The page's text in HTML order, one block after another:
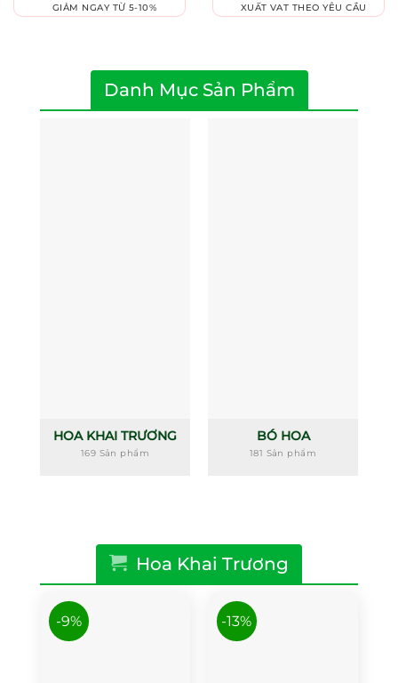
GIẢM NGAY TỪ 5-10% XUẤT VAT THEO YÊU CẦU
Danh Mục Sản Phẩm
HOA KHAI TRƯƠNG
169 Sản phẩm
BÓ HOA
181 Sản phẩm
Hoa Khai Trương
-9% -13%